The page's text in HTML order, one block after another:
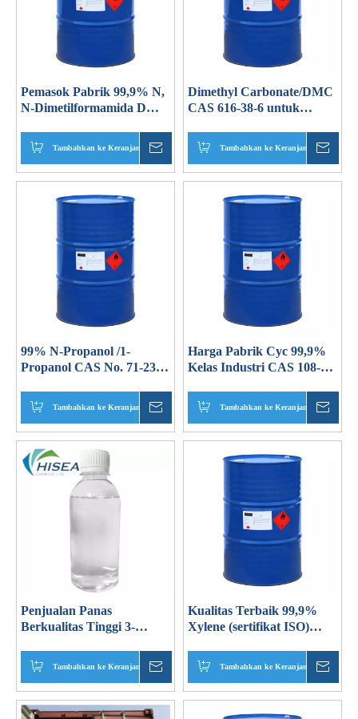
Pemasok Pabrik 99,9% N,
N-Dimetilformamida DMF
Tambahkan ke Keranjang Menanyakan
Dimethyl Carbonate/DMC
CAS 616-38-6 untuk
Bahan Pembersih
Tambahkan ke Keranjang
99% N-Propanol /1-
Propanol CAS No. 71-23-8
Tambahkan ke Keranjang Menanyakan
Harga Pabrik Cyc 99,9%
Kelas Industri CAS 108-94-
Tambahkan ke Keranjang
Penjualan Panas
Berkualitas Tinggi 3-
CAS 96-24-2
Tambahkan ke Keranjang Menanyakan
Kualitas Terbaik 99,9%
Xylene (sertifikat ISO)
Tambahkan ke Keranjang